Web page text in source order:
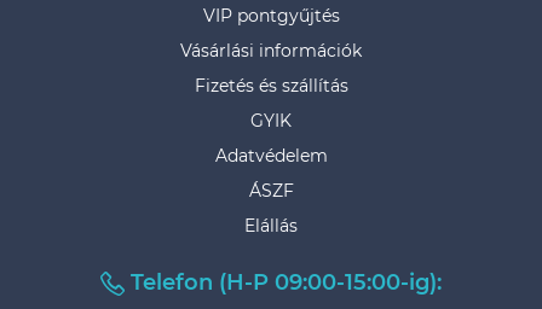
VIP pontgyűjtés
Vásárlási információk
Fizetés és szállítás
GYIK
Adatvédelem
ÁSZF
Elállás
Telefon (H-P 09:00-15:00-ig):